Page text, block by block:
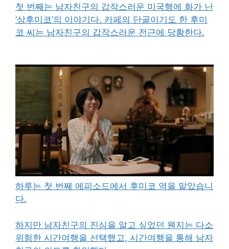
첫 번째는 남자친구의 갑작스러운 미국행에 화가 난
‘상후미코’의 이야기다. 카페의 단골이기도 한 후미
코 씨는 남자친구의 갑작스러운 전근에 당황한다.
하루는 첫 번째 에피소드에서 후미코 역을 맡았습니
다.
하지만 남자친구의 진심을 알고 싶었던 웬지는 다소
위험한 시간여행을 선택했고, 시간여행을 통해 남자